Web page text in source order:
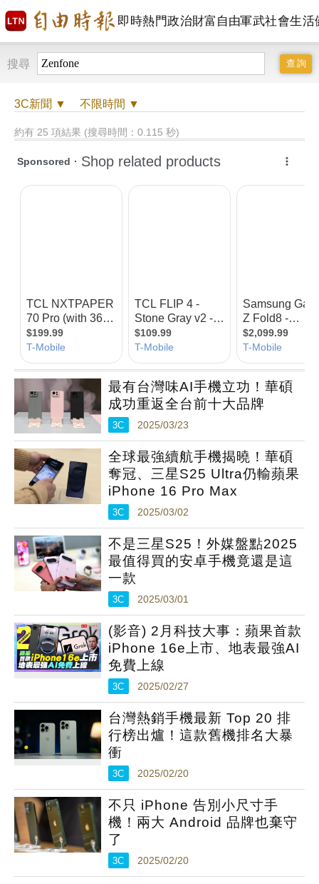
即時熱門政治財富自由軍武社會生活
搜尋
3C新聞 ▼ 不限時間 ▼
約有 25 項結果 (搜尋時間：0.115 秒)
最有台灣味AI手機立功！華碩
成功重返全台前十大品牌
3C 2025/03/23
全球最強續航手機揭曉！華碩
奪冠、三星S25 Ultra仍輸蘋果
iPhone 16 Pro Max
3C 2025/03/02
不是三星S25！外媒盤點2025
最值得買的安卓手機竟還是這
一款
3C 2025/03/01
(影音) 2月科技大事：蘋果首款
iPhone 16e上市、地表最強AI
免費上線
3C 2025/02/27
台灣熱銷手機最新 Top 20 排
行榜出爐！這款舊機排名大暴
衝
3C 2025/02/20
不只 iPhone 告別小尺寸手
機！兩大 Android 品牌也棄守
了
3C 2025/02/20